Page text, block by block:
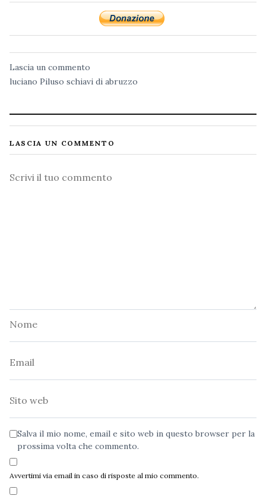
Lascia un commento
luciano Piluso schiavi di abruzzo
LASCIA UN COMMENTO
Commento
Salva il mio nome, email e sito web in questo browser per la
prossima volta che commento.
Avvertimi via email in caso di risposte al mio commento.